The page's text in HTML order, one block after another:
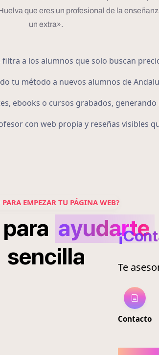
que eres un profesional de la
un extra».
a los alumnos que solo buscan
tu método a nuevos alumnos de
ebooks o cursos grabados,
con web propia y reseñas visibles
PARA EMPEZAR TU PÁGINA WEB?
para ayudarte
sencilla
Te
Contacto